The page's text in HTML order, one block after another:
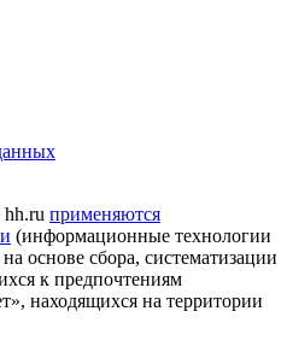
применяются
(информационные технологии
основе сбора, систематизации
к предпочтениям
находящихся на территории